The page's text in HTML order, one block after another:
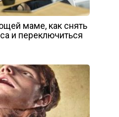
маме, как снять
и переключиться